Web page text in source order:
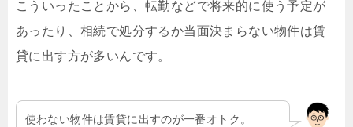
こういったことから、転勤などで将来的に使う予定が
あったり、相続で処分するか当面決まらない物件は賃
貸に出す方が多いんです。
使わない物件は賃貸に出すのが一番オトク。